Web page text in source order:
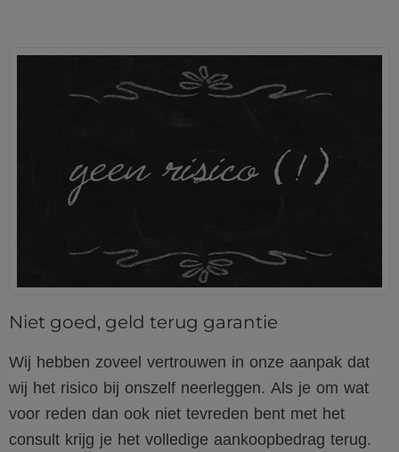
Niet goed, geld terug garantie
Wij hebben zoveel vertrouwen in onze aanpak dat
wij het risico bij onszelf neerleggen. Als je om wat
voor reden dan ook niet tevreden bent met het
consult krijg je het volledige aankoopbedrag terug.